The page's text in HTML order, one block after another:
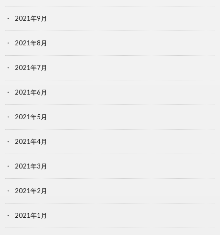
2021年9月
2021年8月
2021年7月
2021年6月
2021年5月
2021年4月
2021年3月
2021年2月
2021年1月